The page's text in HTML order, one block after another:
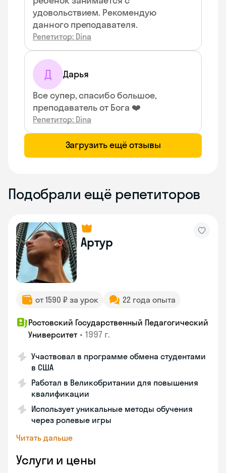
удовольствием. Рекомендую
данного преподавателя.
Репетитор: Dina
Д
Дарья
Все супер, спасибо большое,
преподаватель от Бога ❤️
Репетитор: Dina
Загрузить ещё отзывы
Подобрали ещё репетиторов
Артур
от 1590 ₽ за урок 22 года опыта
Ростовский Государственный Педагогический
Университет • 1997 г.
Участвовал в программе обмена студентами
в США
Работал в Великобритании для повышения
квалификации
Использует уникальные методы обучения
через ролевые игры
Читать дальше
Услуги и цены